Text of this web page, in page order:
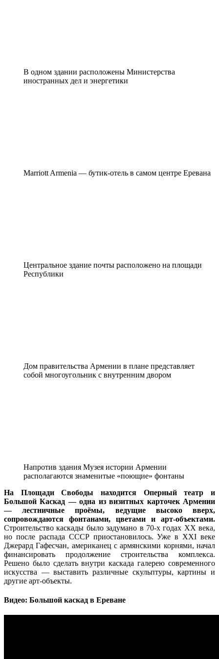
В одном здании расположены Министерства
иностранных дел и энергетики
Marriott Armenia — бутик-отель в самом центре Еревана
Центральное здание почты расположено на площади
Республики
Дом правительства Армении в плане представляет
собой многоугольник с внутренним двором
Напротив здания Музея истории Армении
располагаются знаменитые «поющие» фонтаны
На Площади Свободы находится Оперный театр и
Большой Каскад — одна из визитных карточек Армении
— лестничные проёмы, ведущие высоко вверх,
сопровождаются фонтанами, цветами и арт-объектами.
Строительство каскады было задумано в 70-х годах XX века,
но после распада СССР приостановилось. Уже в XXI веке
Джерард Гафесчан, американец с армянскими корнями, начал
финансировать продолжение строительства комплекса.
Решено было сделать внутри каскада галерею современного
искусства — выставить различные скульптуры, картины и
другие арт-объекты.
Видео: Большой каскад в Ереване